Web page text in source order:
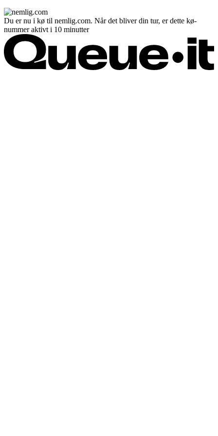
Du er nu i kø til nemlig.com. Når det bliver din tur, er dette kø-
nummer aktivt i 10 minutter